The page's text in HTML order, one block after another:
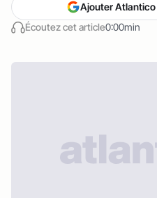
Écoutez cet article0:00min
Ajouter Atlantico